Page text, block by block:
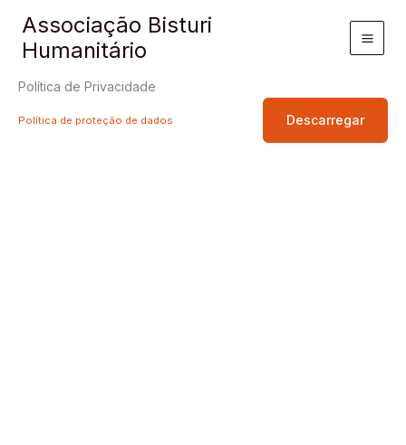
content
Associação Bisturi
Humanitário
Main
Política de Privacidade
Política de proteção de dados Descarregar